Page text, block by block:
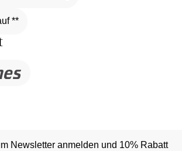
**
Newsletter anmelden und 10% Rabatt